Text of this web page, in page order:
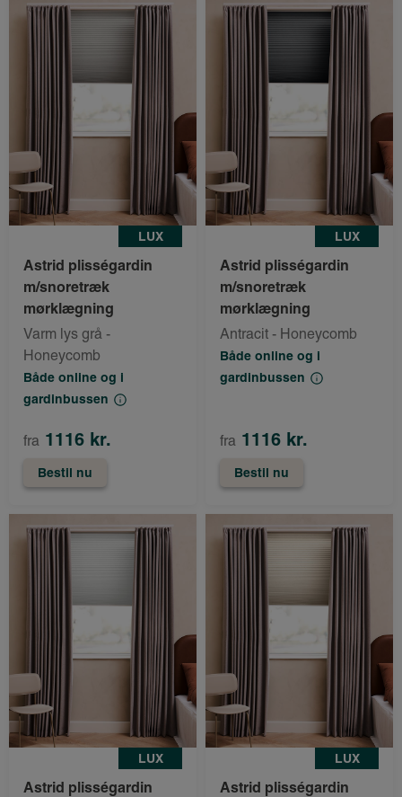
LUX
Astrid plisségardin
m/snoretræk
mørklægning
Varm lys grå -
Honeycomb
Både online og i
gardinbussen
fra 1116 kr.
Bestil nu
LUX
Astrid plisségardin
m/snoretræk
mørklægning
Antracit - Honeycomb
Både online og i
gardinbussen
fra 1116 kr.
Bestil nu
LUX
Astrid plisségardin
LUX
Astrid plisségardin